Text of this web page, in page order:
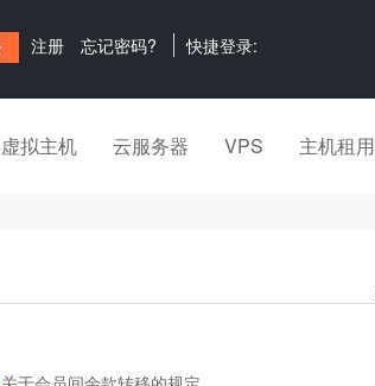
注册 忘记密码? 快捷登录:
虚拟主机 云服务器 VPS 主机租用